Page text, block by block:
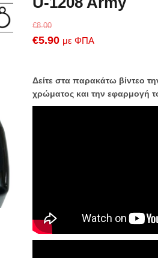
€8.00
Original
€8.00.
€5.90Η
είναι:
€5.90.
με ΦΠΑ
Δείτε στα παρακάτω βίντεο
χρώματος και την εφαρμογή